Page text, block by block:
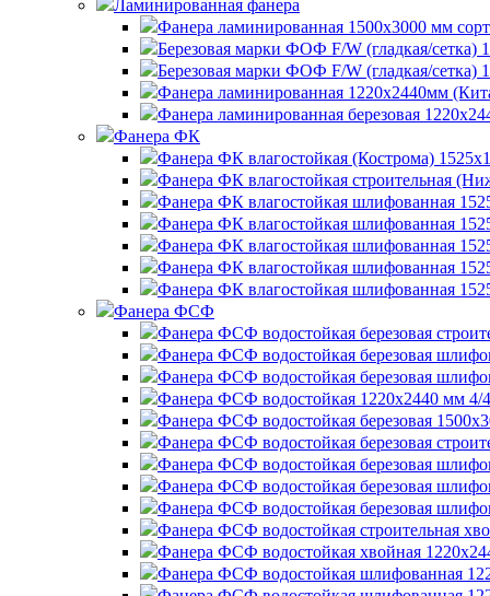
Ламинированная фанера
Фанера ламинированная 1500x3000 мм сорт
Березовая марки ФОФ F/W (гладкая/сетка)
Березовая марки ФОФ F/W (гладкая/сетка)
Фанера ламинированная 1220х2440мм
Фанера ламинированная березовая
Фанера ФК
Фанера ФК влагостойкая (Кострома)
Фанера ФК влагостойкая строительная
Фанера ФК влагостойкая шлифованная
Фанера ФК влагостойкая шлифованная
Фанера ФК влагостойкая шлифованная
Фанера ФК влагостойкая шлифованная
Фанера ФК влагостойкая шлифованная
Фанера ФСФ
Фанера ФСФ водостойкая березовая
Фанера ФСФ водостойкая березовая
Фанера ФСФ водостойкая березовая
Фанера ФСФ водостойкая 1220х2440 мм 4/
Фанера ФСФ водостойкая березовая
Фанера ФСФ водостойкая березовая
Фанера ФСФ водостойкая березовая
Фанера ФСФ водостойкая березовая
Фанера ФСФ водостойкая березовая
Фанера ФСФ водостойкая строительная
Фанера ФСФ водостойкая хвойная
Фанера ФСФ водостойкая шлифованная